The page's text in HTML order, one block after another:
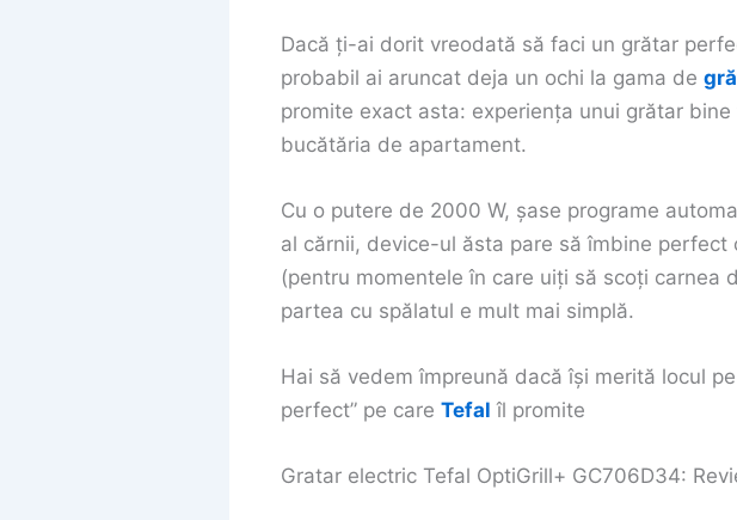
Dacă ți-ai dorit vreodată să faci un grătar
probabil ai aruncat deja un ochi la gama de
promite exact asta: experiența unui grătar
bucătăria de apartament.
Cu o putere de 2000 W, șase programe
al cărnii, device-ul ăsta pare să îmbine
(pentru momentele în care uiți să scoți carnea
partea cu spălatul e mult mai simplă.
Hai să vedem împreună dacă își merită locul
perfect” pe care Tefal îl promite
Gratar electric Tefal OptiGrill+ GC706D34: